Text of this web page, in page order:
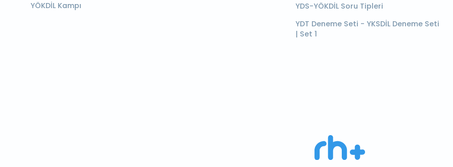
YÖKDİL Kampı
YDS-YÖKDİL Soru Tipleri
YDT Deneme Seti - YKSDİL Deneme Seti
| Set 1